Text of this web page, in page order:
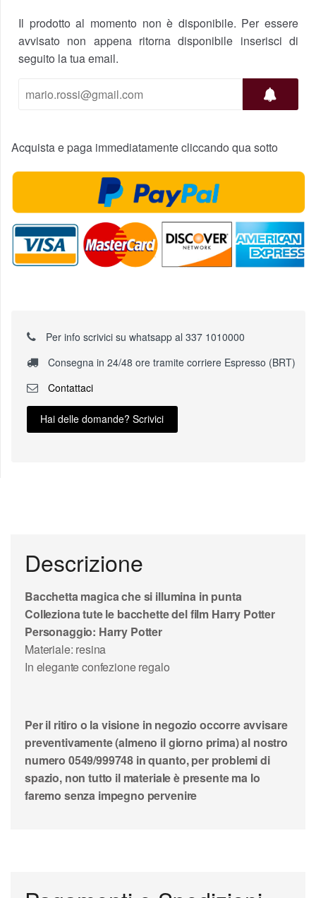
Il prodotto al momento non è disponibile. Per essere
avvisato non appena ritorna disponibile inserisci di
seguito la tua email.
Acquista e paga immediatamente cliccando qua sotto
Per info scrivici su whatsapp al 337 1010000
Consegna in 24/48 ore tramite corriere Espresso (BRT)
Contattaci
Hai delle domande? Scrivici
Descrizione
Bacchetta magica che si illumina in punta
Colleziona tute le bacchette del film Harry Potter
Personaggio: Harry Potter
Materiale: resina
In elegante confezione regalo
Per il ritiro o la visione in negozio occorre avvisare
preventivamente (almeno il giorno prima) al nostro
numero 0549/999748 in quanto, per problemi di
spazio, non tutto il materiale è presente ma lo
faremo senza impegno pervenire